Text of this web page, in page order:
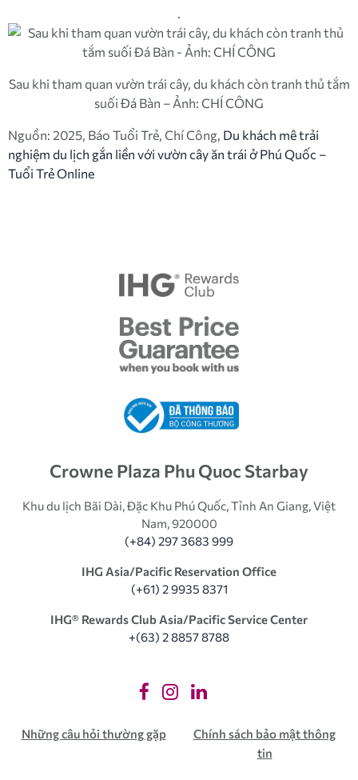
.
Sau khi tham quan vườn trái cây, du khách còn tranh thủ tắm
suối Đá Bàn – Ảnh: CHÍ CÔNG
Nguồn: 2025, Báo Tuổi Trẻ, Chí Công, Du khách mê trải
nghiệm du lịch gắn liền với vườn cây ăn trái ở Phú Quốc –
Tuổi Trẻ Online
Crowne Plaza Phu Quoc Starbay
Khu du lịch Bãi Dài, Đặc Khu Phú Quốc, Tỉnh An Giang, Việt
Nam, 920000
(+84) 297 3683 999
IHG Asia/Pacific Reservation Office
(+61) 2 9935 8371
IHG®️ Rewards Club Asia/Pacific Service Center
+(63) 2 8857 8788
Những câu hỏi thường gặp
Chính sách bảo mật thông
tin